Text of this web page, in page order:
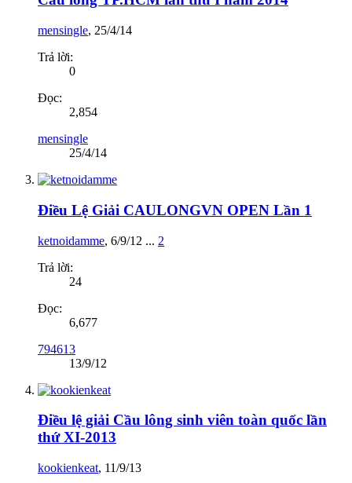
mensingle, 25/4/14
Trả lời:
0
Đọc:
2,854
mensingle
25/4/14
Điều Lệ Giải CAULONGVN OPEN Lần 1
ketnoidamme, 6/9/12 ... 2
Trả lời:
24
Đọc:
6,677
794613
13/9/12
Điều lệ giải Cầu lông sinh viên toàn quốc lần
thứ XI-2013
kookienkeat, 11/9/13